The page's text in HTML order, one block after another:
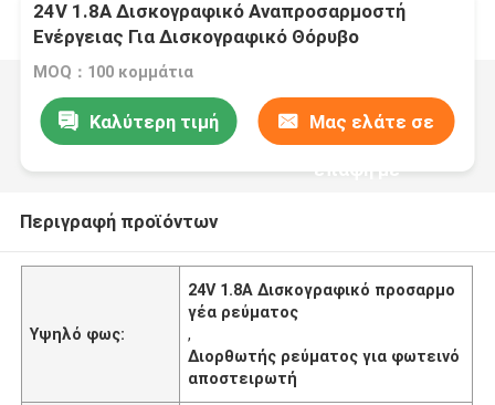
24V 1.8A Δισκογραφικό Αναπροσαρμοστή
Ενέργειας Για Δισκογραφικό Θόρυβο
MOQ：100 κομμάτια
Καλύτερη τιμή Μας ελάτε σε
επαφή με
Περιγραφή προϊόντων
Υψηλό φως:
24V 1.8A Δισκογραφικό προσαρμο
γέα ρεύματος
,
Διορθωτής ρεύματος για φωτεινό
αποστειρωτή